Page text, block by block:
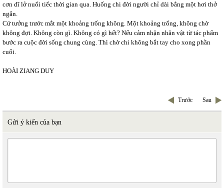
cơn dĩ lở nuối tiếc thời gian qua. Huống chi đời người chỉ dài bằng một hơi thở
ngắn.
Cứ tưởng trước mắt một khoảng trống không. Một khoảng trống, không chờ
không đợi. Không còn gì. Không có gì hết? Nếu cảm nhận nhân vật từ tác phẩm
bước ra cuộc đời sống chung cùng. Thì chờ chi không bắt tay cho xong phần
cuối.
HOÀI ZIANG DUY
Trước Sau
Gửi ý kiến của bạn